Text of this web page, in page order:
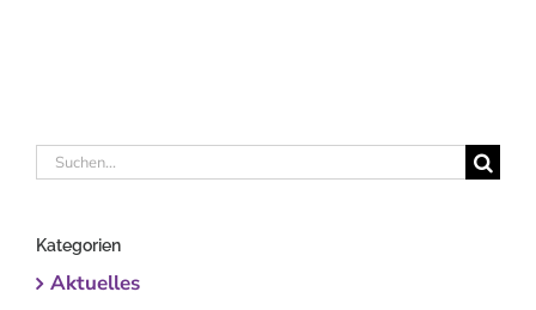
Suche
Kategorien
Aktuelles